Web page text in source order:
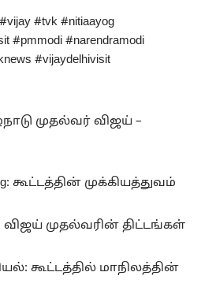
#tvk #nitiaayog
#pmmodi #narendramodi
#vijaydelhivisit
முதல்வர் விஜய் –
கூட்டத்தின் முக்கியத்துவம்
விஜய் முதல்வரின் திட்டங்கள்
கூட்டத்தில் மாநிலத்தின்